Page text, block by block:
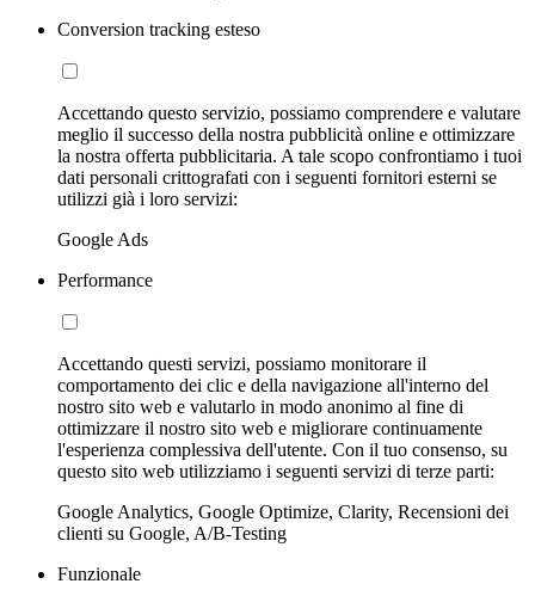
Conversion tracking esteso
Accettando questo servizio, possiamo comprendere e valutare
meglio il successo della nostra pubblicità online e ottimizzare
la nostra offerta pubblicitaria. A tale scopo confrontiamo i tuoi
dati personali crittografati con i seguenti fornitori esterni se
utilizzi già i loro servizi:
Google Ads
Performance
Accettando questi servizi, possiamo monitorare il
comportamento dei clic e della navigazione all'interno del
nostro sito web e valutarlo in modo anonimo al fine di
ottimizzare il nostro sito web e migliorare continuamente
l'esperienza complessiva dell'utente. Con il tuo consenso, su
questo sito web utilizziamo i seguenti servizi di terze parti:
Google Analytics, Google Optimize, Clarity, Recensioni dei
clienti su Google, A/B-Testing
Funzionale